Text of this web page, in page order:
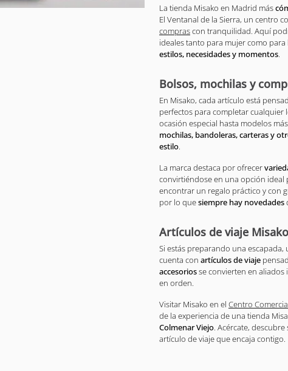
La tienda Misako en Madrid más
El Ventanal de la Sierra, un centro
comprascon tranquilidad. Aquí
ideales tanto para mujer como
estilos, necesidades y momentos.
Bolsos, mochilas y
En Misako, cada artículo está
perfectos para completar cualquier
ocasión especial hasta modelos
mochilas, bandoleras, carteras y
estilo.
La marca destaca por ofrecer
convirtiéndose en una opción
encontrar un regalo práctico y con
por lo quesiempre hay novedades
Artículos de viaje
Si estás preparando una
cuenta con artículos de viaje
accesoriosse convierten en
en orden.
Visitar Misako en el Centro
de la experiencia de una tienda
Colmenar Viejo. Acércate,
artículo de viaje que encaja contigo.